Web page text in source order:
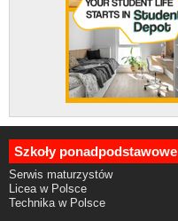
Szkoły ponadpodstawowe
Serwis maturzystów
Licea w Polsce
Technika w Polsce